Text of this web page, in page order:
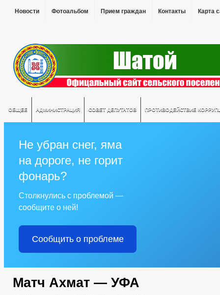
Новости Фотоальбом Прием граждан Контакты Карта
ОБЩЕЕ АДМИНИСТРАЦИЯ СОВЕТ ДЕПУТАТОВ ПРОТИВОДЕЙСТВИЕ
Не убран снег, яма
на дороге, не горит
фонарь?
Столкнулись с проблемой —
сообщите о ней!
Сообщить о проблеме
Матч Ахмат — УФА